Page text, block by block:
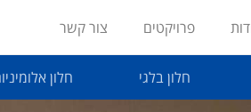
פרויקטים צור קשר
חלון בלגי חלון